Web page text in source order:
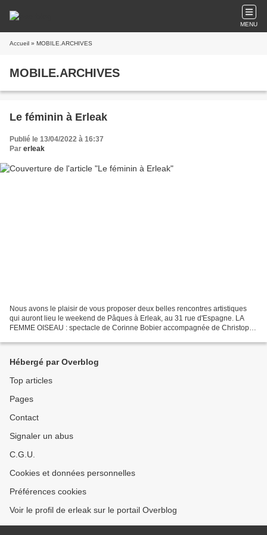
MENU
Accueil » MOBILE.ARCHIVES
MOBILE.ARCHIVES
Le féminin à Erleak
Publié le 13/04/2022 à 16:37
Par erleak
Nous avons le plaisir de vous proposer deux belles rencontres artistiques
qui auront lieu le weekend de Pâques à Erleak, au 31 rue d'Espagne. LA
FEMME OISEAU : spectacle de Corinne Bobier accompagnée de Christophe
Hébergé par Overblog
Top articles
Pages
Contact
Signaler un abus
C.G.U.
Cookies et données personnelles
Préférences cookies
Voir le profil de erleak sur le portail Overblog